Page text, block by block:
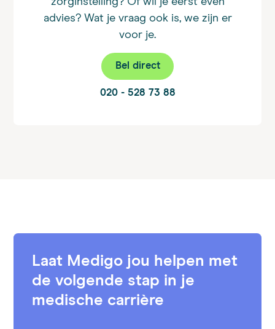
advies? Wat je vraag ook is, we zijn er
voor je.
Bel direct
020 - 528 73 88
Laat Medigo jou helpen met
de volgende stap in je
medische carrière